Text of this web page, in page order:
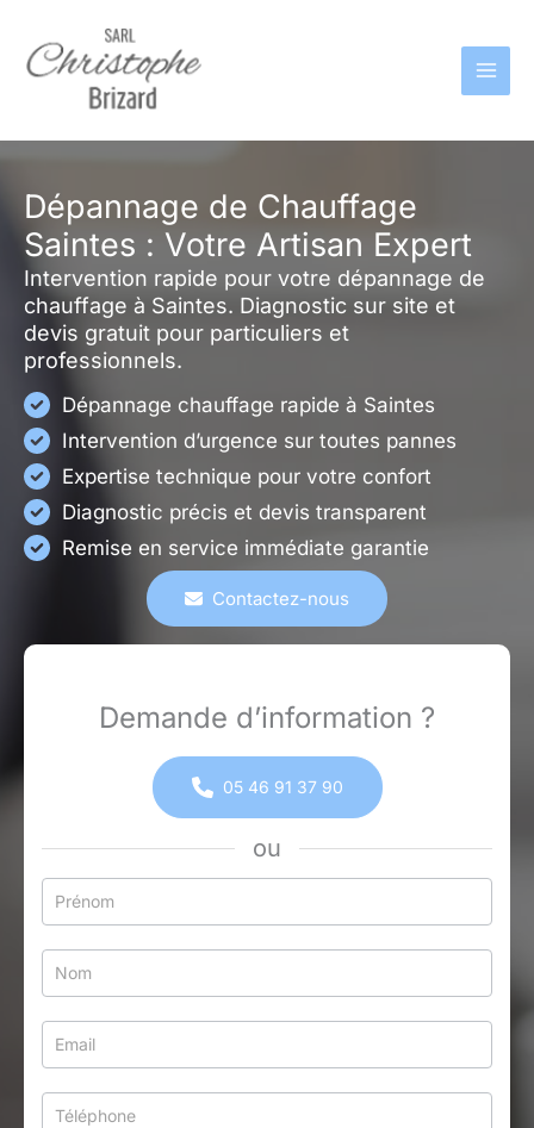
contenu
Dépannage de Chauffage
Saintes : Votre Artisan Expert
Intervention rapide pour votre dépannage de
chauffage à Saintes. Diagnostic sur site et
devis gratuit pour particuliers et
professionnels.
Dépannage chauffage rapide à Saintes
Intervention d’urgence sur toutes pannes
Expertise technique pour votre confort
Diagnostic précis et devis transparent
Remise en service immédiate garantie
Contactez-nous
Demande d’information ?
05 46 91 37 90
ou
Formulaire
simple
avec
téléphone